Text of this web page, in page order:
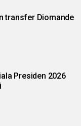
transfer Diomande
Presiden 2026